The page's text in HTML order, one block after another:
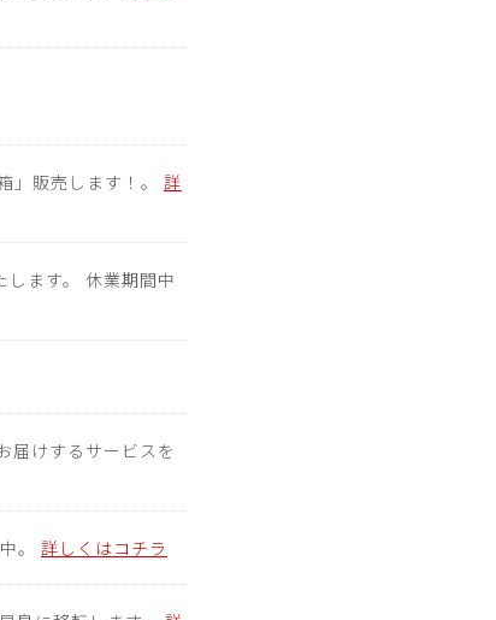
」販売します！。 詳
します。 休業期間中
届けするサービスを
。 詳しくはコチラ